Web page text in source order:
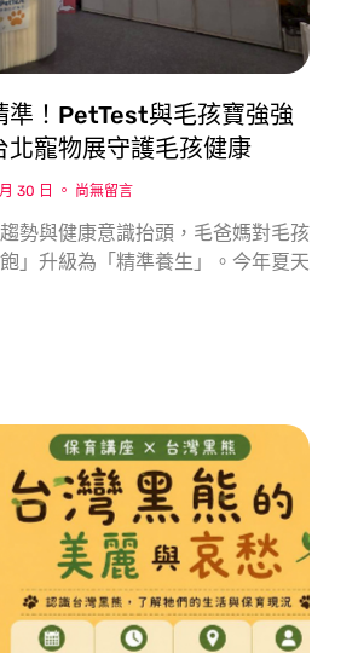
準！PetTest與毛孩寶強強
北寵物展守護毛孩健康
30 日 尚無留言
勢與健康意識抬頭，毛爸媽對毛孩
」升級為「精準養生」。今年夏天